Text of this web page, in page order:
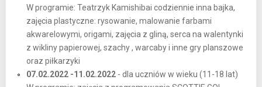
W programie: Teatrzyk Kamishibai codziennie inna bajka,
zajęcia plastyczne: rysowanie, malowanie farbami
akwarelowymi, origami, zajęcia z gliną, serca na walentynki
z wikliny papierowej, szachy , warcaby i inne gry planszowe
oraz piłkarzyki
07.02.2022 -11.02.2022 - dla uczniów w wieku (11-18 lat)